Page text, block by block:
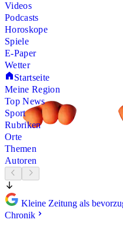
Videos
Podcasts
Horoskope
Spiele
E-Paper
Wetter
Startseite
Meine Region
Top News
Sport
Rubriken
Orte
Themen
Autoren
Kleine Zeitung als
Chronik